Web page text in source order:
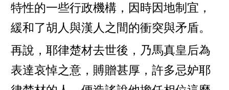
特性的一些行政機構，因時因地制宜，
緩和了胡人與漢人之間的衝突與矛盾。
再說，耶律楚材去世後，乃馬真皇后為
表達哀悼之意，賻贈甚厚，許多忌妒耶